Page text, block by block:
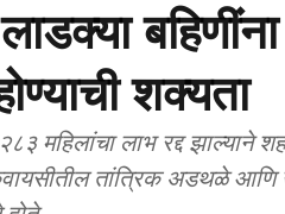
शक्यता
महिलांचा लाभ रद्द
तांत्रिक अडथळे आणि